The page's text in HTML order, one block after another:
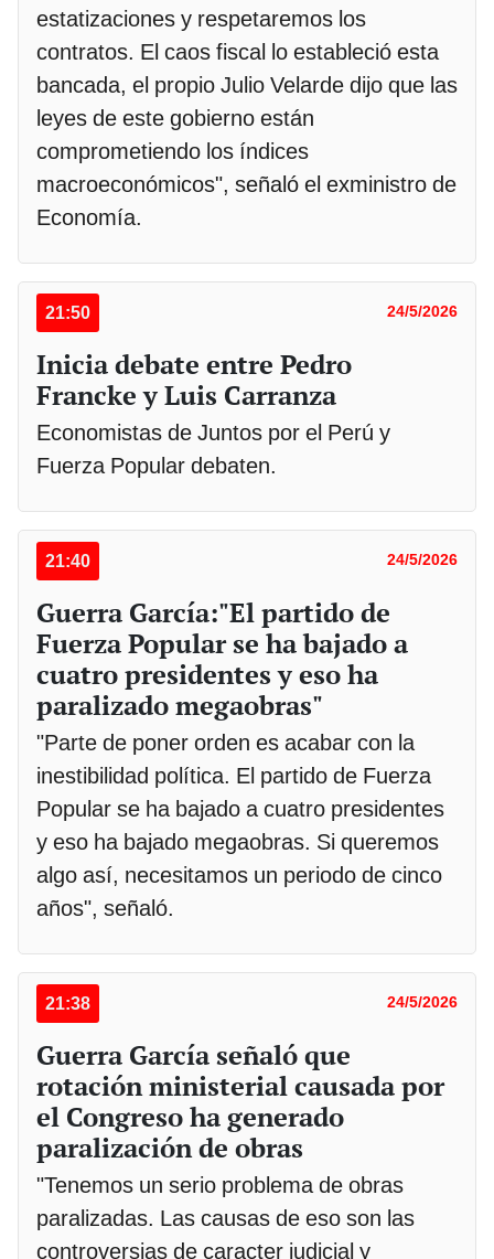
estatizaciones y respetaremos los
contratos. El caos fiscal lo estableció esta
bancada, el propio Julio Velarde dijo que las
leyes de este gobierno están
comprometiendo los índices
macroeconómicos", señaló el exministro de
Economía.
21:50 24/5/2026
Inicia debate entre Pedro
Francke y Luis Carranza
Economistas de Juntos por el Perú y
Fuerza Popular debaten.
21:40 24/5/2026
Guerra García:"El partido de
Fuerza Popular se ha bajado a
cuatro presidentes y eso ha
paralizado megaobras"
"Parte de poner orden es acabar con la
inestibilidad política. El partido de Fuerza
Popular se ha bajado a cuatro presidentes
y eso ha bajado megaobras. Si queremos
algo así, necesitamos un periodo de cinco
años", señaló.
21:38 24/5/2026
Guerra García señaló que
rotación ministerial causada por
el Congreso ha generado
paralización de obras
"Tenemos un serio problema de obras
paralizadas. Las causas de eso son las
controversias de caracter judicial y